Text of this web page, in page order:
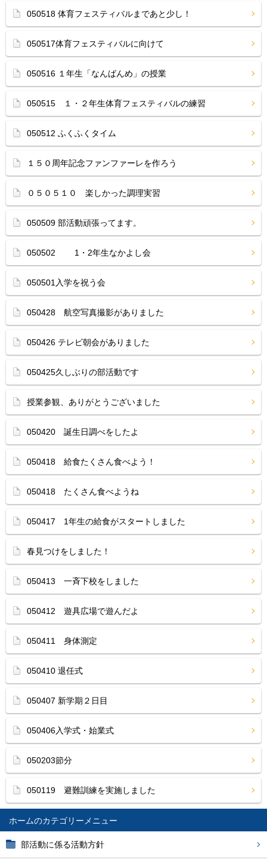
ホーム
部活動に係る活動方針
050518 体育フェスティバルまであと少し！
050517体育フェスティバルに向けて
050516 １年生「なんばんめ」の授業
050515 １・２年生体育フェスティバルの練習
050512 ふくふくタイム
１５０周年記念ファンファーレを作ろう
０５０５１０ 楽しかった調理実習
050509 部活動頑張ってます。
050502 1・2年生なかよし会
050501入学を祝う会
050428 航空写真撮影がありました
050426 テレビ朝会がありました
050425久しぶりの部活動です
授業参観、ありがとうございました
050420 誕生日調べをしたよ
050418 給食たくさん食べよう！
050418 たくさん食べようね
050417 1年生の給食がスタートしました
春見つけをしました！
050413 一斉下校をしました
050412 遊具広場で遊んだよ
050411 身体測定
050410 退任式
050407 新学期２日目
050406入学式・始業式
050203節分
050119 避難訓練を実施しました